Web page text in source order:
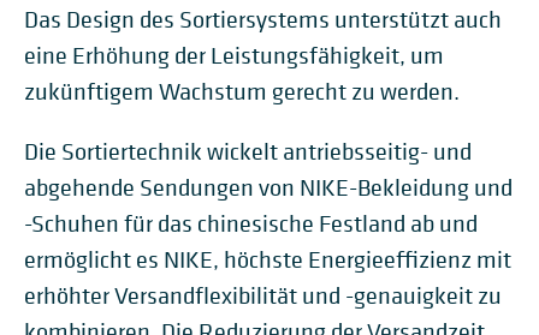
Das Design des Sortiersystems unterstützt auch
eine Erhöhung der Leistungsfähigkeit, um
zukünftigem Wachstum gerecht zu werden.
Die Sortiertechnik wickelt antriebsseitig- und
abgehende Sendungen von NIKE-Bekleidung und
-Schuhen für das chinesische Festland ab und
ermöglicht es NIKE, höchste Energieeffizienz mit
erhöhter Versandflexibilität und -genauigkeit zu